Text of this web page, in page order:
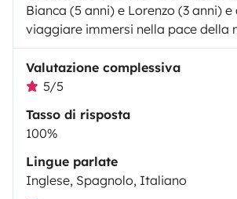
Bianca (5 anni) e Lorenzo (3 anni)
viaggiare immersi nella pace della
Valutazione complessiva
5/5
Tasso di risposta
100%
Lingue parlate
Inglese, Spagnolo, Italiano